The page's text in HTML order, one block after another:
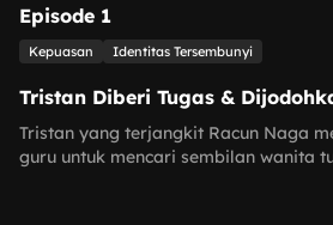
Episode 1
Kepuasan Identitas Tersembunyi
Tristan Diberi Tugas &
Tristan yang terjangkit Racun Naga
guru untuk mencari sembilan wanita